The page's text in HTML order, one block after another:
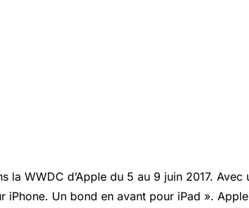
la WWDC d’Apple du 5 au 9 juin 2017. Avec
iPhone. Un bond en avant pour iPad ».